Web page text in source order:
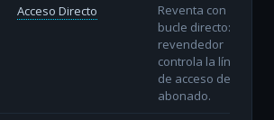
Acceso Directo
Reventa con
bucle directo: el
revendedor
controla la línea
de acceso del
abonado.